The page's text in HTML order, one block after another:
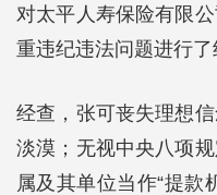
对太平人寿保险有限
重违纪违法问题进行了
经查，张可丧失理想
淡漠；无视中央八项
属及其单位当作“提款